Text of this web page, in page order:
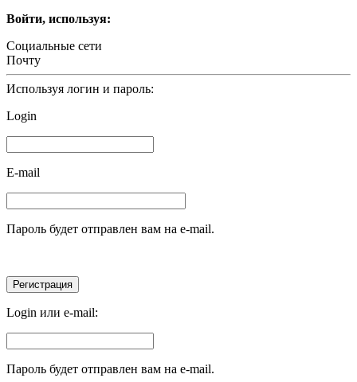
Войти, используя:
Социальные сети
Почту
Используя логин и пароль:
Login
E-mail
Пароль будет отправлен вам на e-mail.
Login или e-mail:
Пароль будет отправлен вам на e-mail.